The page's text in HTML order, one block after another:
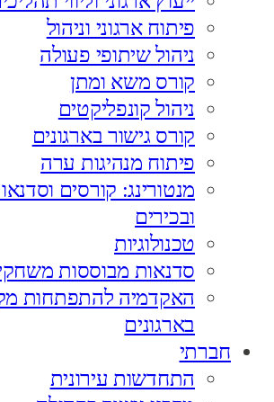
פיתוח ארגוני וניהול
ניהול שיתופי פעולה
קורס משא ומתן
ניהול קונפליקטים
קורס גישור בארגונים
פיתוח מנהיגות ערה
מנטורינג: קורסים
ובכירים
טכנולוגיות
סדנאות מבוססות
האקדמיה להתפתחות
בארגונים
חברתי
התחדשות עירונית